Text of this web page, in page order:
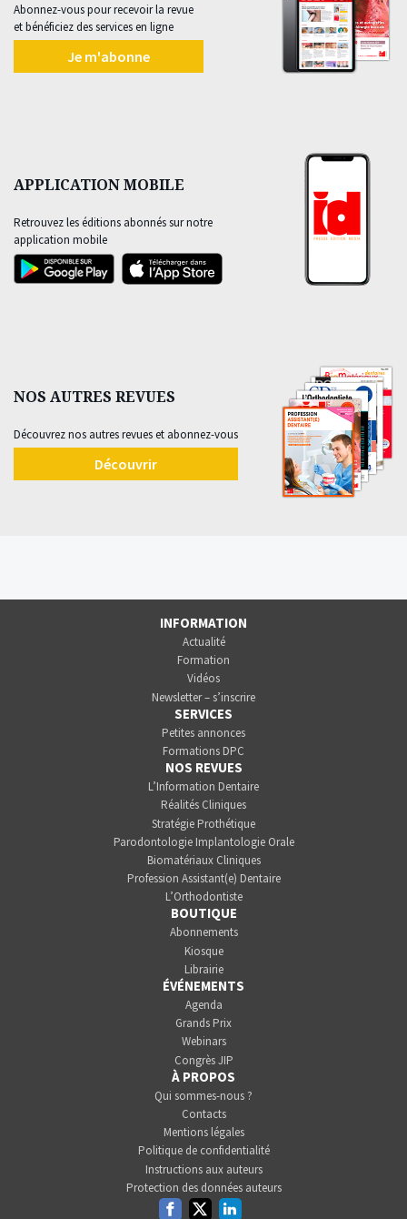
Abonnez-vous pour recevoir la revue
et bénéficiez des services en ligne
Je m'abonne
APPLICATION MOBILE
Retrouvez les éditions abonnés sur notre
application mobile
NOS AUTRES REVUES
Découvrez nos autres revues et abonnez-vous
Découvrir
INFORMATION
Actualité
Formation
Vidéos
Newsletter – s’inscrire
SERVICES
Petites annonces
Formations DPC
NOS REVUES
L’Information Dentaire
Réalités Cliniques
Stratégie Prothétique
Parodontologie Implantologie Orale
Biomatériaux Cliniques
Profession Assistant(e) Dentaire
L’Orthodontiste
BOUTIQUE
Abonnements
Kiosque
Librairie
ÉVÉNEMENTS
Agenda
Grands Prix
Webinars
Congrès JIP
À PROPOS
Qui sommes-nous ?
Contacts
Mentions légales
Politique de confidentialité
Instructions aux auteurs
Protection des données auteurs
FacebookTwitterLinkedin